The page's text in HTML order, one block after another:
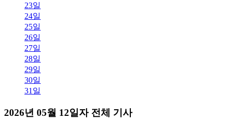
23일
24일
25일
26일
27일
28일
29일
30일
31일
2026년 05월 12일자 전체 기사